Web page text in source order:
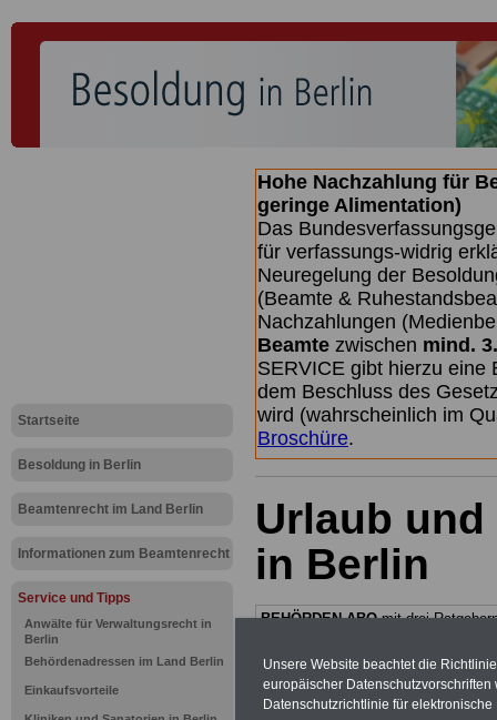
Startseite
Besoldung in Berlin
Beamtenrecht im Land Berlin
Informationen zum Beamtenrecht
Service und Tipps
Anwälte für Verwaltungsrecht in
Berlin
Behördenadressen im Land Berlin
Einkaufsvorteile
Hohe Nachzahlung für
geringe Alimentation)
Das
für verfassungs-widrig
Neuregelung der
(Beamte &
Nachzahlungen
Beamte zwischen mind.
SERVICE gibt hierzu eine
dem Beschluss des
wird (wahrscheinlich im
Broschüre.
Urlaub
in Berlin
BEHÖRDEN-ABOmit drei
(Bund/Länder) sowie Beihilferecht in
Ländern. Alle drei Ratgeber sind
gegliedert und erläutern auch komp-
Unsere Website beachtet die
europäischer
Datenschutzrichtlinie für